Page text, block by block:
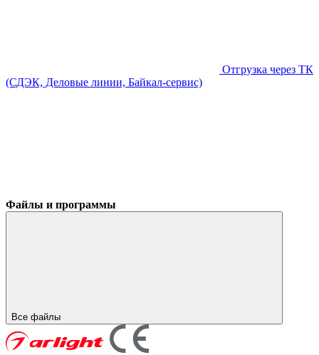
Отгрузка через ТК
(СДЭК, Деловые линии, Байкал-сервис)
Файлы и программы
Все файлы